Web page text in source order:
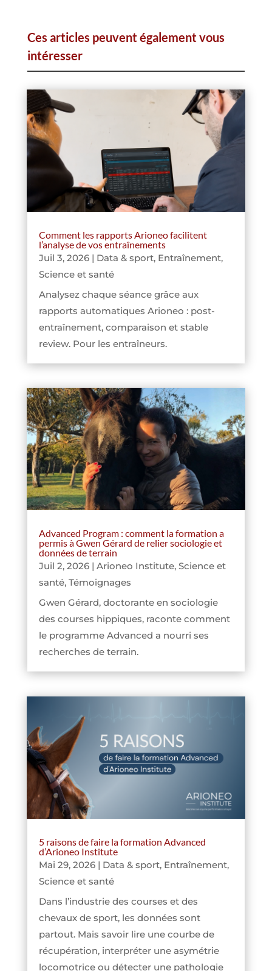
Ces articles peuvent également vous
intéresser
Comment les rapports Arioneo facilitent
l’analyse de vos entraînements
Juil 3, 2026| Data & sport, Entraînement,
Science et santé
Analysez chaque séance grâce aux
rapports automatiques Arioneo : post-
entraînement, comparaison et stable
review. Pour les entraîneurs.
Advanced Program : comment la formation a
permis à Gwen Gérard de relier sociologie et
données de terrain
Juil 2, 2026| Arioneo Institute, Science et
santé, Témoignages
Gwen Gérard, doctorante en sociologie
des courses hippiques, raconte comment
le programme Advanced a nourri ses
recherches de terrain.
5 raisons de faire la formation Advanced
d’Arioneo Institute
Mai 29, 2026| Data & sport, Entraînement,
Science et santé
Dans l’industrie des courses et des
chevaux de sport, les données sont
partout. Mais savoir lire une courbe de
récupération, interpréter une asymétrie
locomotrice ou détecter une pathologie